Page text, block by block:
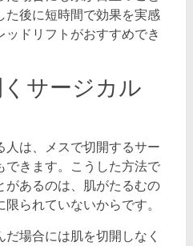
た後に短時間で効果を実感
ッドリフトがおすすめでき
サージカル
人は、メスで切開するサー
できます。こうした方法で
があるのは、肌がたるむの
られていないからです。
場合には肌を切開しなく